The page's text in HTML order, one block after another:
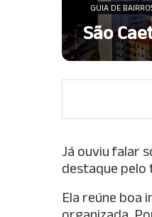
GUIA DE
São
Já ouviu falar
destaque pelo
Ela reúne boa